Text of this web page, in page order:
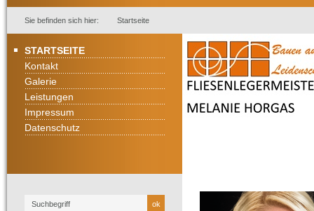
Sie befinden sich hier: Startseite
STARTSEITE
Kontakt
Galerie
Leistungen
Impressum
Datenschutz